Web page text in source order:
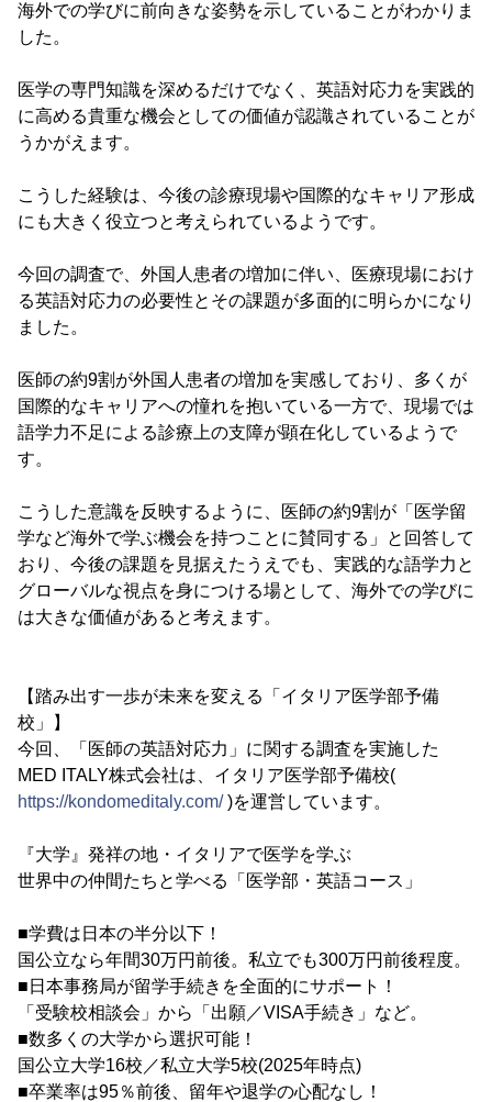
海外での学びに前向きな姿勢を示していることがわかりま
した。
医学の専門知識を深めるだけでなく、英語対応力を実践的
に高める貴重な機会としての価値が認識されていることが
うかがえます。
こうした経験は、今後の診療現場や国際的なキャリア形成
にも大きく役立つと考えられているようです。
今回の調査で、外国人患者の増加に伴い、医療現場におけ
る英語対応力の必要性とその課題が多面的に明らかになり
ました。
医師の約9割が外国人患者の増加を実感しており、多くが
国際的なキャリアへの憧れを抱いている一方で、現場では
語学力不足による診療上の支障が顕在化しているようで
す。
こうした意識を反映するように、医師の約9割が「医学留
学など海外で学ぶ機会を持つことに賛同する」と回答して
おり、今後の課題を見据えたうえでも、実践的な語学力と
グローバルな視点を身につける場として、海外での学びに
は大きな価値があると考えます。
【踏み出す一歩が未来を変える「イタリア医学部予備
校」】
今回、「医師の英語対応力」に関する調査を実施した
MED ITALY株式会社は、イタリア医学部予備校(
https://kondomeditaly.com/)を運営しています。
『大学』発祥の地・イタリアで医学を学ぶ
世界中の仲間たちと学べる「医学部・英語コース」
■学費は日本の半分以下！
国公立なら年間30万円前後。私立でも300万円前後程度。
■日本事務局が留学手続きを全面的にサポート！
「受験校相談会」から「出願／VISA手続き」など。
■数多くの大学から選択可能！
国公立大学16校／私立大学5校(2025年時点)
■卒業率は95％前後、留年や退学の心配なし！